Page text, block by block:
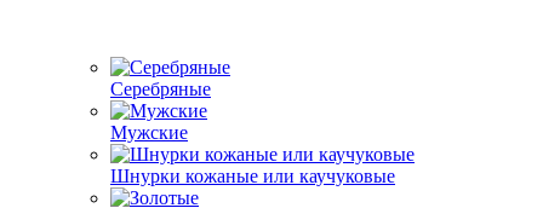
Серебряные
Мужские
Шнурки кожаные или каучуковые